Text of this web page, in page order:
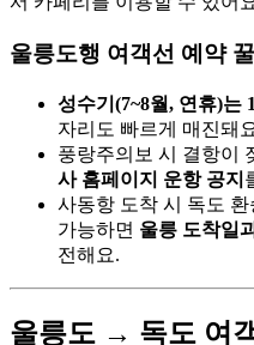
울릉도행 여객선 예약
성수기(7~8월, 연휴)는
자리도 빠르게 매진돼
풍랑주의보 시 결항이
사 홈페이지 운항 공지
사동항 도착 시 독도
가능하면 울릉 도착일
전해요.
울릉도 → 독도 여